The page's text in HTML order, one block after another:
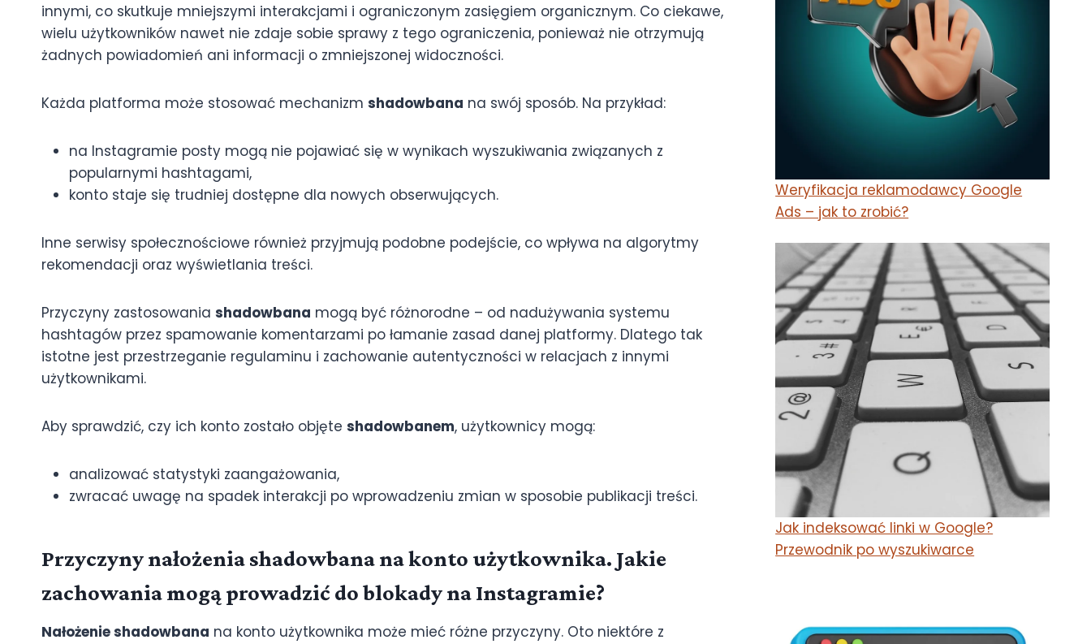
innymi, co skutkuje mniejszymi interakcjami i ograniczonym zasięgiem organicznym. Co ciekawe,
wielu użytkowników nawet nie zdaje sobie sprawy z tego ograniczenia, ponieważ nie otrzymują
żadnych powiadomień ani informacji o zmniejszonej widoczności.
Każda platforma może stosować mechanizm shadowbana na swój sposób. Na przykład:
na Instagramie posty mogą nie pojawiać się w wynikach wyszukiwania związanych z
popularnymi hashtagami,
konto staje się trudniej dostępne dla nowych obserwujących.
Inne serwisy społecznościowe również przyjmują podobne podejście, co wpływa na algorytmy
rekomendacji oraz wyświetlania treści.
Przyczyny zastosowania shadowbana mogą być różnorodne – od nadużywania systemu
hashtagów przez spamowanie komentarzami po łamanie zasad danej platformy. Dlatego tak
istotne jest przestrzeganie regulaminu i zachowanie autentyczności w relacjach z innymi
użytkownikami.
Aby sprawdzić, czy ich konto zostało objęte shadowbanem, użytkownicy mogą:
analizować statystyki zaangażowania,
zwracać uwagę na spadek interakcji po wprowadzeniu zmian w sposobie publikacji treści.
Przyczyny nałożenia shadowbana na konto użytkownika. Jakie
zachowania mogą prowadzić do blokady na Instagramie?
Nałożenie shadowbana na konto użytkownika może mieć różne przyczyny. Oto niektóre z
Weryfikacja reklamodawcy Google
Ads – jak to zrobić?
Jak indeksować linki w Google?
Przewodnik po wyszukiwarce